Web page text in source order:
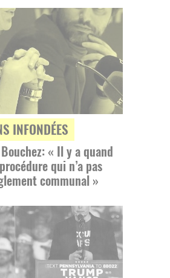
INFONDÉES
« Il y a quand
qui n’a pas
communal »